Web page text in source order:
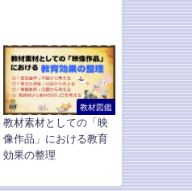
教材図鑑
教材素材としての「映
像作品」における教育
効果の整理